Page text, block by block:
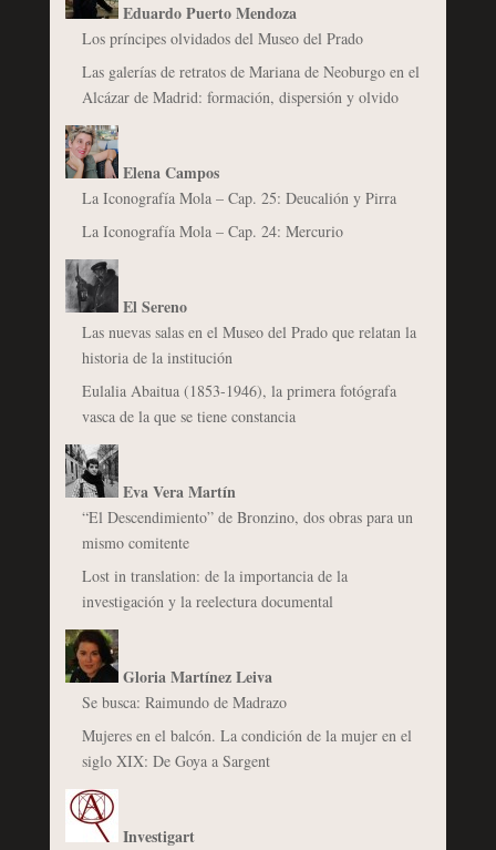
Eduardo Puerto Mendoza
Los príncipes olvidados del Museo del Prado
Las galerías de retratos de Mariana de Neoburgo en el
Alcázar de Madrid: formación, dispersión y olvido
Elena Campos
La Iconografía Mola – Cap. 25: Deucalión y Pirra
La Iconografía Mola – Cap. 24: Mercurio
El Sereno
Las nuevas salas en el Museo del Prado que relatan la
historia de la institución
Eulalia Abaitua (1853-1946), la primera fotógrafa
vasca de la que se tiene constancia
Eva Vera Martín
“El Descendimiento” de Bronzino, dos obras para un
mismo comitente
Lost in translation: de la importancia de la
investigación y la reelectura documental
Gloria Martínez Leiva
Se busca: Raimundo de Madrazo
Mujeres en el balcón. La condición de la mujer en el
siglo XIX: De Goya a Sargent
Investigart